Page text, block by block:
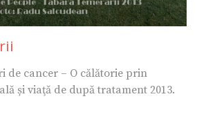
de cancer – O călătorie prin
și viaţă de după tratament 2013.